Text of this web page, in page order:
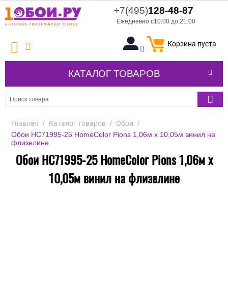
+7(495)128-48-87
Ежедневно с10:00 до 21:00
Корзина пуста
КАТАЛОГ ТОВАРОВ
Главная / Каталог товаров / Обои /
Обои HC71995-25 HomeColor Pions 1,06м х 10,05м винил на
флизелине
Обои HC71995-25 HomeColor Pions 1,06м х
10,05м винил на флизелине